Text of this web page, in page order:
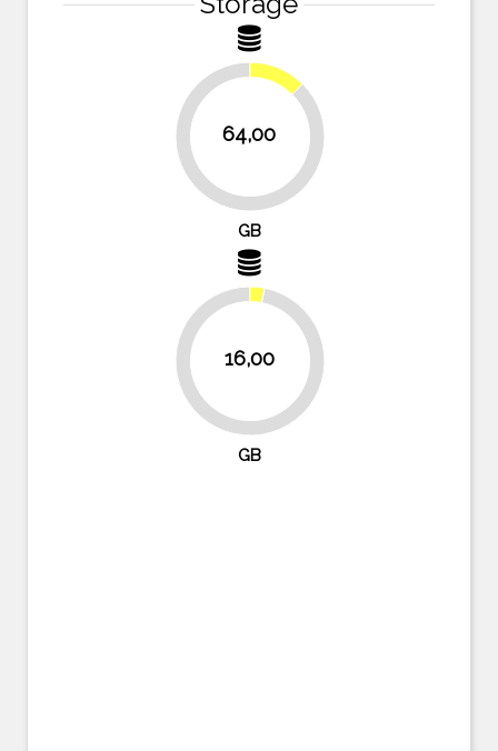
64,00
87.5%
12.5%
GB
16,00
96.9%
GB